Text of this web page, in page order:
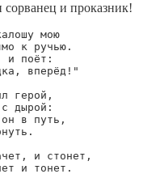
и проказник!
мою
к ручью.
и поёт:
вперёд!"
герой,
дырой:
в путь,
и стонет,
и тонет.